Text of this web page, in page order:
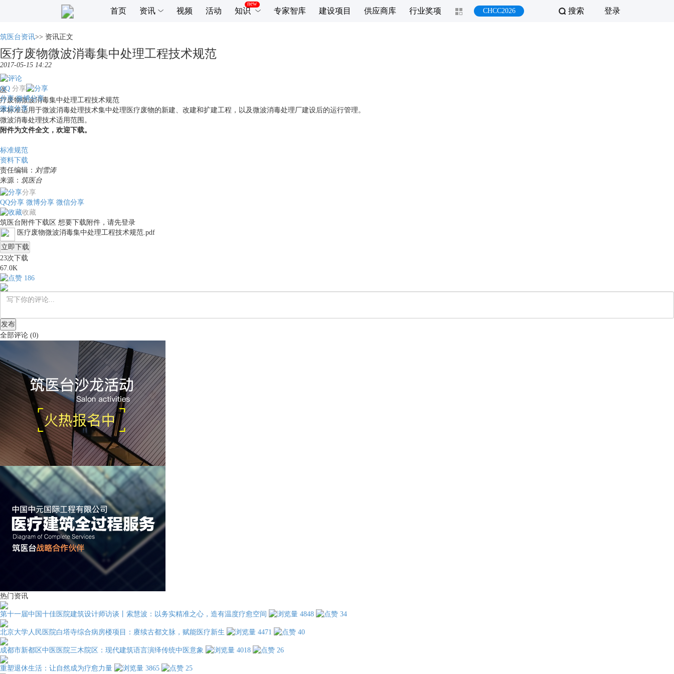
登录
搜索
首页 资讯 视频 活动 知识 专家智库 建设项目 供应商库 行业奖项 CHCC2026
筑医台资讯>> 资讯正文
医疗废物微波消毒集中处理工程技术规范
2017-05-15 14:22
分享
QQ
分享 微博分享
微信分享
医
疗废物微波消毒集中处理工程技术规范
本标准适用于微波消毒处理技术集中处理医疗废物的新建、改建和扩建工程，以及微波消毒处理厂建设后的运行管理。
微波消毒处理技术适用范围。
附件为文件全文，欢迎下载。
标准规范
资料下载
责任编辑： 刘雪涛
来源： 筑医台
分享
QQ分享 微博分享 微信分享
收藏
筑医台附件下载区 想要下载附件，请先登录
医疗废物微波消毒集中处理工程技术规范.pdf
立即下载
23次下载
67.0K
186
发布
全部评论 (0)
热门资讯
第十一届中国十佳医院建筑设计师访谈丨索慧波：以务实精准之心，造有温度疗愈空间 4848 34
北京大学人民医院白塔寺综合病房楼项目：赓续古都文脉，赋能医疗新生 4471 40
成都市新都区中医医院三木院区：现代建筑语言演绎传统中医意象 4018 26
重塑退休生活：让自然成为疗愈力量 3865 25